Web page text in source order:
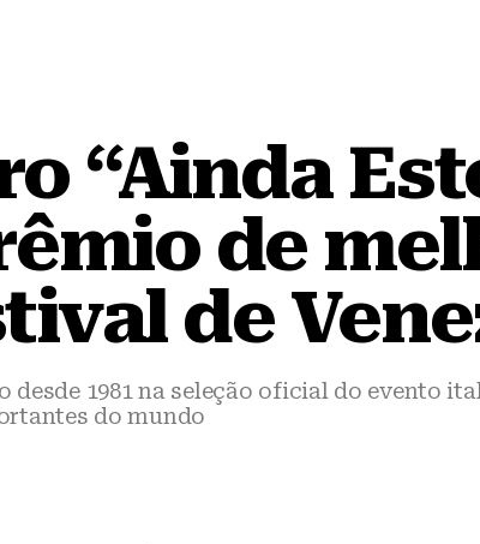
“Ainda
de
de
1981 na seleção oficial do evento
do mundo